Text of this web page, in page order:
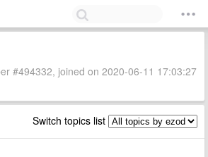
#494332, joined on 2020-06-11 17:03:27
Switch topics list